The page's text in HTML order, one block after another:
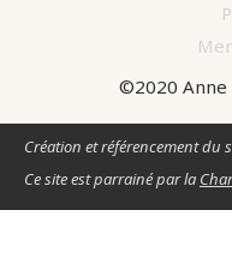
©2020 Anne
Création et référencement du
Ce site est parrainé par la